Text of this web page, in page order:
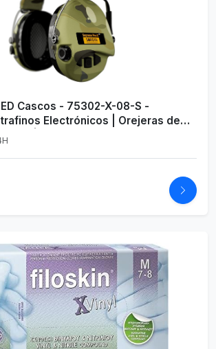
Cascos - 75302-X-08-S -
Electrónicos | Orejeras de
| Diseño Extraplano para